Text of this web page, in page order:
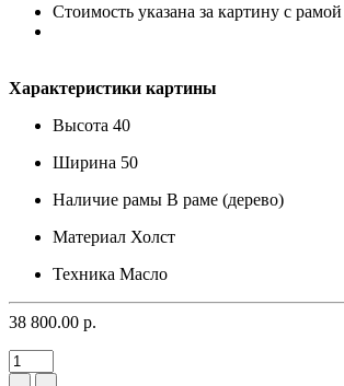
Стоимость указана за картину с
Характеристики картины
Высота 40
Ширина 50
Наличие рамы В раме (дерево)
Материал Холст
Техника Масло
38 800.00 р.